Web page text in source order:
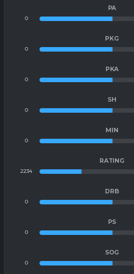
PA
0
PKG
0
PKA
0
SH
0
MIN
0
RATING
2234
DRB
0
PS
0
SOG
0